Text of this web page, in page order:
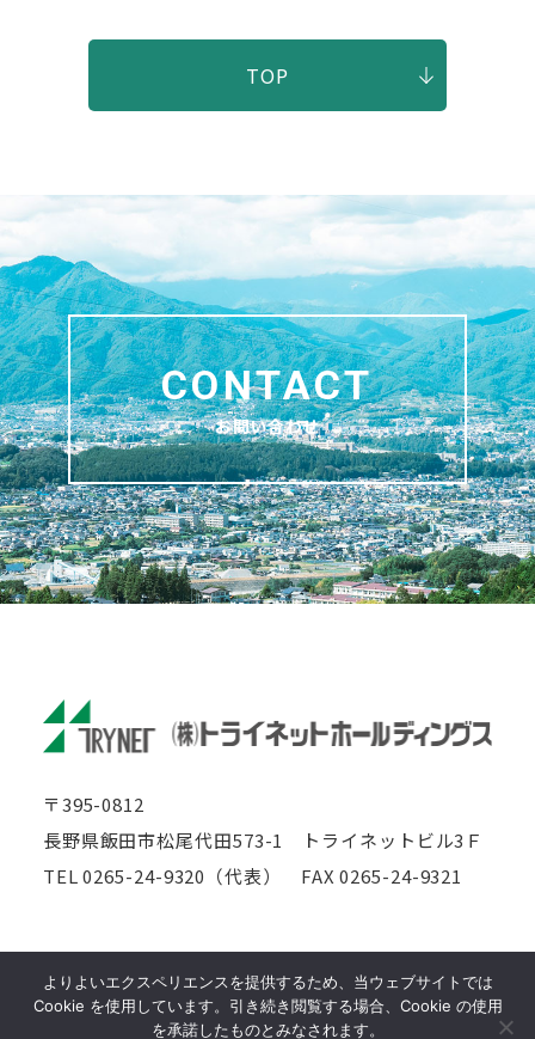
TOP
お問い合わせ
〒395-0812
長野県飯田市松尾代田573-1
トライネットビル3Ｆ
TEL 0265-24-9320（代表） FAX 0265-24-9321
Googleのプライバシーポリシーと利用規約 が適用されます。
Copyright © 2013 TRYNET CORPORATION.
よりよいエクスペリエンスを提供するため、当ウェブサイトでは
Cookie を使用しています。引き続き閲覧する場合、Cookie の使用
を承諾したものとみなされます。